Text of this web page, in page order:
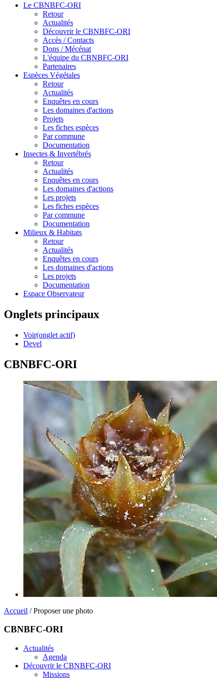
Le CBNBFC-ORI
Retour
Actualités
Découvrir le CBNBFC-ORI
Accès / Contacts
Dons / Mécénat
L'équipe du CBNBFC-ORI
Partenaires
Espèces Végétales
Retour
Actualités
Enquêtes en cours
Les domaines d'actions
Projets
Les fiches espèces
Par commune
Documentation
Insectes & Invertébrés
Retour
Actualités
Enquêtes en cours
Les domaines d'actions
Les projets
Les fiches espèces
Par commune
Documentation
Milieux & Habitats
Retour
Actualités
Enquêtes en cours
Les domaines d'actions
Les projets
Documentation
Espace Observateur
Onglets principaux
Voir(onglet actif)
Devel
CBNBFC-ORI
Accueil / Proposer une photo
CBNBFC-ORI
Actualités
Agenda
Découvrir le CBNBFC-ORI
Missions